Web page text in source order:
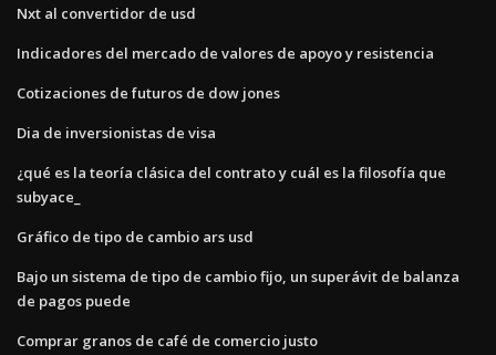
Nxt al convertidor de usd
Indicadores del mercado de valores de apoyo y resistencia
Cotizaciones de futuros de dow jones
Dia de inversionistas de visa
¿qué es la teoría clásica del contrato y cuál es la filosofía que
subyace_
Gráfico de tipo de cambio ars usd
Bajo un sistema de tipo de cambio fijo, un superávit de balanza
de pagos puede
Comprar granos de café de comercio justo